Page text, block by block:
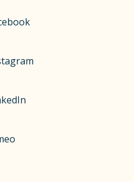
Facebookissa
Instagramissa
LinkedInissä
Vimeossa